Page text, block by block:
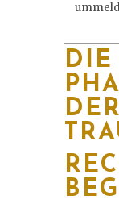
DIE
DER